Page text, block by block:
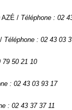
AZÉ / Téléphone : 02
Téléphone : 02 43 03
79 50 21 10
: 02 43 03 93 17
: 02 43 37 37 11